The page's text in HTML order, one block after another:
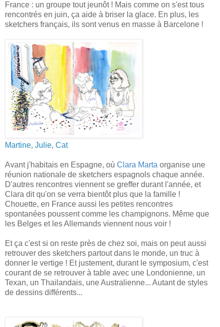
France : un groupe tout jeunôt ! Mais comme on s'est tous
rencontrés en juin, ça aide à briser la glace. En plus, les
sketchers français, ils sont venus en masse à Barcelone !
Martine, Julie, Cat
Avant j'habitais en Espagne, où Clara Marta organise une
réunion nationale de sketchers espagnols chaque année.
D'autres rencontres viennent se greffer durant l'année, et
Clara dit qu'on se verra bientôt plus que la famille !
Chouette, en France aussi les petites rencontres
spontanées poussent comme les champignons. Même que
les Belges et les Allemands viennent nous voir !
Et ça c'est si on reste près de chez soi, mais on peut aussi
retrouver des sketchers partout dans le monde, un truc à
donner le vertige ! Et justement, durant le symposium, c'est
courant de se retrouver à table avec une Londonienne, un
Texan, un Thailandais, une Australienne... Autant de styles
de dessins différents...